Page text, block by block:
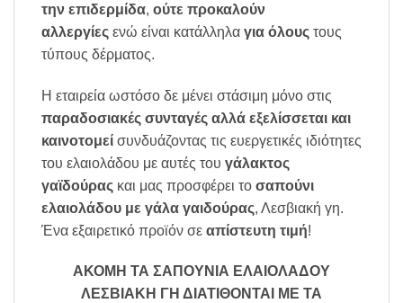
την επιδερμίδα, ούτε προκαλούν
αλλεργίες ενώ είναι κατάλληλα για όλους τους
τύπους δέρματος.
Η εταιρεία ωστόσο δε μένει στάσιμη μόνο στις
παραδοσιακές συνταγές αλλά εξελίσσεται και
καινοτομεί συνδυάζοντας τις ευεργετικές ιδιότητες
του ελαιολάδου με αυτές του γάλακτος
γαϊδούρας και μας προσφέρει το σαπούνι
ελαιολάδου με γάλα γαιδούρας, Λεσβιακή γη.
Ένα εξαιρετικό προϊόν σε απίστευτη τιμή!
ΑΚΟΜΗ ΤΑ ΣΑΠΟΥΝΙΑ ΕΛΑΙΟΛΑΔΟΥ
ΛΕΣΒΙΑΚΗ ΓΗ ΔΙΑΤΙΘΟΝΤΑΙ ΜΕ ΤΑ